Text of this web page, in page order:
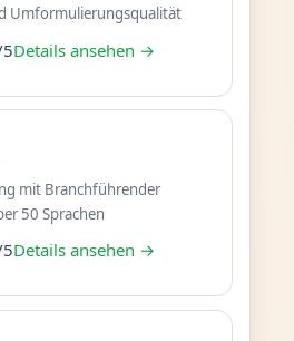
Umformulierungsqualität
Details ansehen →
mit Branchführender
50 Sprachen
Details ansehen →